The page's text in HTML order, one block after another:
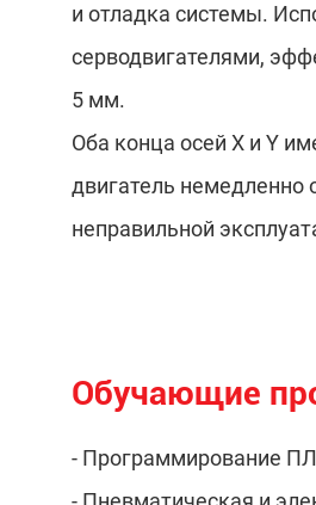
и отладка системы.
серводвигателями,
5 мм.
Оба конца осей X и Y
двигатель немедленно
неправильной
Обучающие
- Программирование